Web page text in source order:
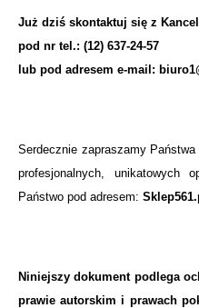
Już dziś skontaktuj się z
pod nr tel.: (12) 637-24-57
lub pod adresem e-mail:
Serdecznie zapraszamy
profesjonalnych, unikatowych
Państwo pod adresem:
Niniejszy dokument podlega
prawie autorskim i prawach